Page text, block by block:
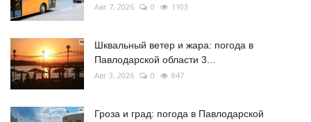
Авг 7, 2026 0 1103
Шквальный ветер и жара: погода в
Павлодарской области 3...
Авг 3, 2026 0 847
Гроза и град: погода в Павлодарской